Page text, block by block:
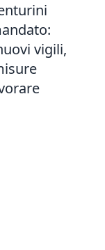
vigili,